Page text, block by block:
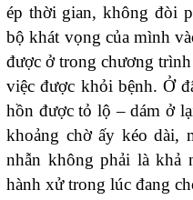
ép thời gian, không đòi
bộ khát vọng của mình
được ở trong chương
việc được khỏi bệnh. Ở
hồn được tỏ lộ – dám ở
khoảng chờ ấy kéo dài,
nhẫn không phải là khả
hành xử trong lúc đang